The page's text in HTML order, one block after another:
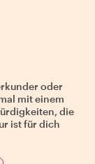
oder
mit einem
die
ist für dich